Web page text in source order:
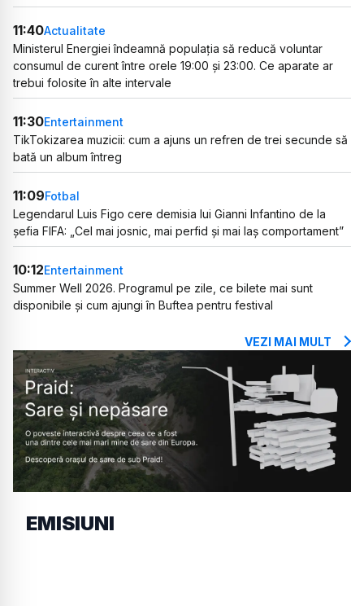
11:40Actualitate
Ministerul Energiei îndeamnă populația să reducă voluntar
consumul de curent între orele 19:00 și 23:00. Ce aparate ar
trebui folosite în alte intervale
11:30Entertainment
TikTokizarea muzicii: cum a ajuns un refren de trei secunde să
bată un album întreg
11:09Fotbal
Legendarul Luis Figo cere demisia lui Gianni Infantino de la
șefia FIFA: „Cel mai josnic, mai perfid și mai laș comportament”
10:12Entertainment
Summer Well 2026. Programul pe zile, ce bilete mai sunt
disponibile și cum ajungi în Buftea pentru festival
VEZI MAI MULT
EMISIUNI